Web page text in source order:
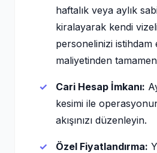
haftalık veya aylık
kiralayarak kendi
personelinizi istihdam
maliyetinden
Cari Hesap İmkanı:
kesimi ile
akışınızı düzenleyin.
Özel Fiyatlandırma: